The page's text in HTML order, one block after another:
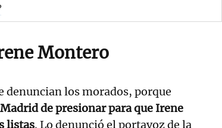
Montero
denuncian los morados, porque
de presionar para que Irene
listas. Lo denunció el portavoz de la